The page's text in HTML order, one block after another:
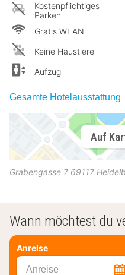
Kostenpflichtiges
Parken
Gratis WLAN
Keine Haustiere
Aufzug
Gesamte Hotelausstattung
Auf
Grabengasse 7 69117
Wann möchtest du
Anreise
Anreise